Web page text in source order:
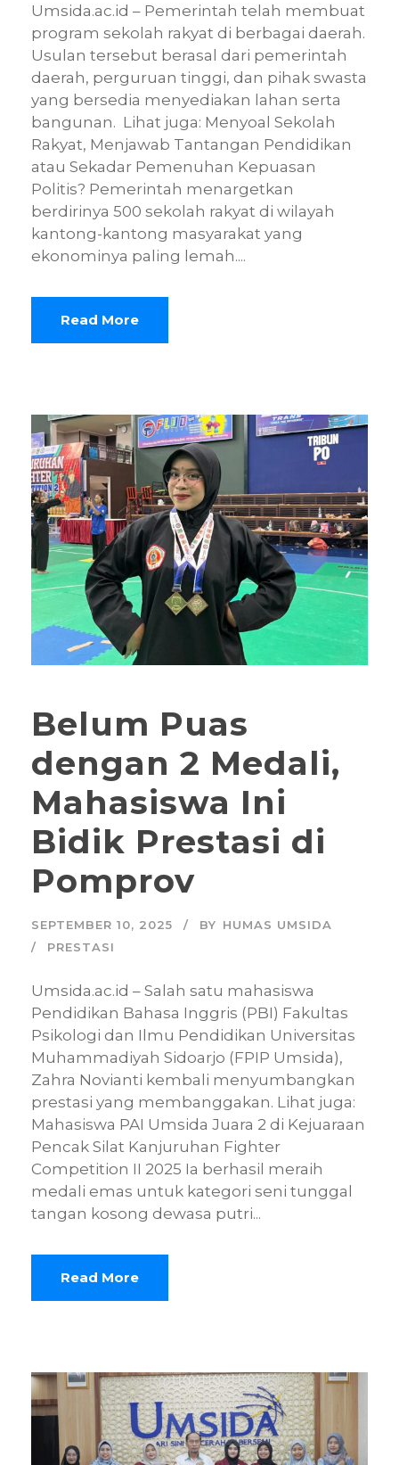
Umsida.ac.id – Pemerintah telah membuat
program sekolah rakyat di berbagai daerah.
Usulan tersebut berasal dari pemerintah
daerah, perguruan tinggi, dan pihak swasta
yang bersedia menyediakan lahan serta
bangunan. Lihat juga: Menyoal Sekolah
Rakyat, Menjawab Tantangan Pendidikan
atau Sekadar Pemenuhan Kepuasan
Politis? Pemerintah menargetkan
berdirinya 500 sekolah rakyat di wilayah
kantong-kantong masyarakat yang
ekonominya paling lemah....
Read More
Belum Puas
dengan 2 Medali,
Mahasiswa Ini
Bidik Prestasi di
Pomprov
SEPTEMBER 10, 2025 BY HUMAS UMSIDA
PRESTASI
Umsida.ac.id – Salah satu mahasiswa
Pendidikan Bahasa Inggris (PBI) Fakultas
Psikologi dan Ilmu Pendidikan Universitas
Muhammadiyah Sidoarjo (FPIP Umsida),
Zahra Novianti kembali menyumbangkan
prestasi yang membanggakan. Lihat juga:
Mahasiswa PAI Umsida Juara 2 di Kejuaraan
Pencak Silat Kanjuruhan Fighter
Competition II 2025 Ia berhasil meraih
medali emas untuk kategori seni tunggal
tangan kosong dewasa putri...
Read More